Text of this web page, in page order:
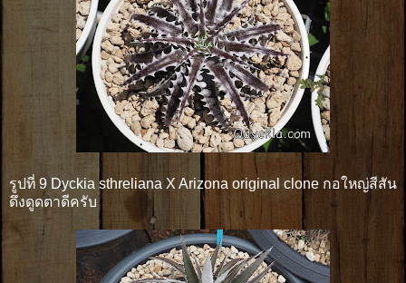
รูปที่ 9 Dyckia sthreliana X Arizona original clone กอใหญ่สีสัน
ดึงดูดตาดีครับ